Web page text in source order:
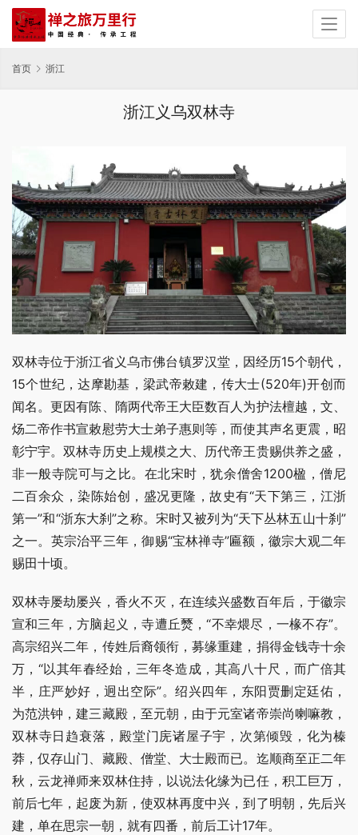
首页 浙江
浙江义乌双林寺
双林寺位于浙江省义乌市佛台镇罗汉堂，因经历15个朝代，
15个世纪，达摩勘基，梁武帝敕建，传大士(520年)开创而
闻名。更因有陈、隋两代帝王大臣数百人为护法檀越，文、
炀二帝作书宣敕慰劳大士弟子惠则等，而使其声名更震，昭
彰宁宇。双林寺历史上规模之大、历代帝王贵赐供养之盛，
非一般寺院可与之比。在北宋时，犹余僧舍1200楹，僧尼
二百余众，染陈始创，盛况更隆，故史有“天下第三，江浙
第一”和“浙东大刹”之称。宋时又被列为“天下丛林五山十刹”
之一。英宗治平三年，御赐“宝林禅寺”匾额，徽宗大观二年
赐田十顷。
双林寺屡劫屡兴，香火不灭，在连续兴盛数百年后，于徽宗
宣和三年，方脑起义，寺遭丘燹，“不幸煨尽，一椽不存”。
高宗绍兴二年，传姓后裔领衔，募缘重建，捐得金钱寺十余
万，“以其年春经始，三年冬造成，其高八十尺，而广倍其
半，庄严妙好，迥出空际”。绍兴四年，东阳贾删定廷佑，
为范洪钟，建三藏殿，至元朝，由于元室诸帝崇尚喇嘛教，
双林寺日趋衰落，殿堂门庑诸屋子宇，次第倾毁，化为榛
莽，仅存山门、藏殿、僧堂、大士殿而已。迄顺商至正二年
秋，云龙禅师来双林住持，以说法化缘为已任，积工巨万，
前后七年，起废为新，使双林再度中兴，到了明朝，先后兴
建，单在思宗一朝，就有四番，前后工计17年。